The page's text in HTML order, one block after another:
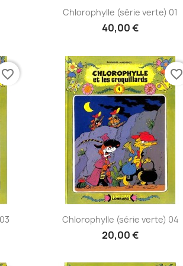
Aperçu rapide
Chlorophylle (série verte) 01
40,00 €
favorite_border
Aperçu rapide
Chlorophylle (série verte) 04
20,00 €
favorite_border